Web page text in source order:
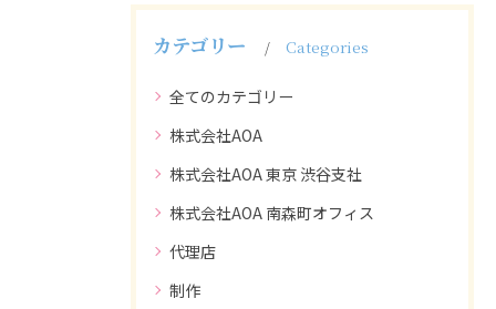
カテゴリー Categories
全てのカテゴリー
株式会社AOA
株式会社AOA 東京 渋谷支社
株式会社AOA 南森町オフィス
代理店
制作